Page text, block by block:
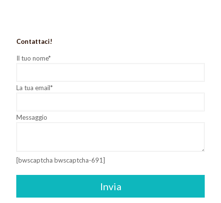
Contattaci!
Il tuo nome*
La tua email*
Messaggio
[bwscaptcha bwscaptcha-691]